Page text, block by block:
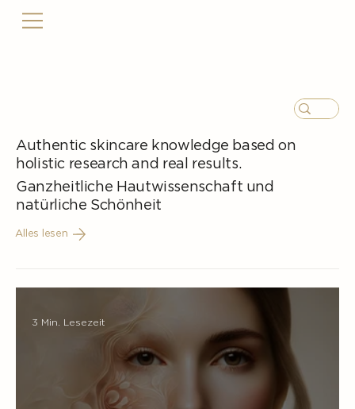
3 Min. Lesezeit
Authentic skincare knowledge based on
holistic research and real results.
Ganzheitliche Hautwissenschaft und
natürliche Schönheit
Alles lesen